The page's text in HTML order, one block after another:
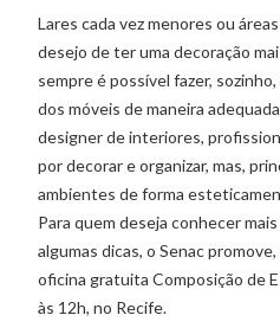
Lares cada vez menores ou
desejo de ter uma decoração
sempre é possível fazer,
dos móveis de maneira
designer de interiores,
por decorar e organizar, mas,
ambientes de forma
Para quem deseja conhecer
algumas dicas, o Senac
oficina gratuita Composição de
às 12h, no Recife.